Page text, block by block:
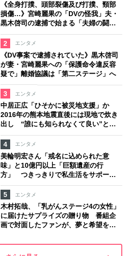
《全身打撲、頭部裂傷及び打撲、頸部
損傷…》宮崎麗果の「DVの怪我」夫・
黒木啓司の逮捕で始まる「夫婦の闘
争」
2
エンタメ
《DV事案で逮捕されていた》黒木啓司
が妻・宮崎麗果への「保護命令違反容
疑で」離婚協議は「第二ステージ」へ
3 エンタメ
中居正広「ひそかに被災地支援」か
2016年の熊本地震直後には現地で炊き
出し “誰にも知られなくて良い”と、
むしろ強まる福祉活動への思い
4
エンタメ
美輪明宏さん「戒名に込められた意
味」と10億円以上「巨額遺産の行
方」 つきっきりで私生活をサポート
していた元俳優が相続か
5
エンタメ
木村拓哉、「乳がんステージ4の女性」
に届けたサプライズの贈り物 番組企
画で対面したファンが、夢と希望を与
た」